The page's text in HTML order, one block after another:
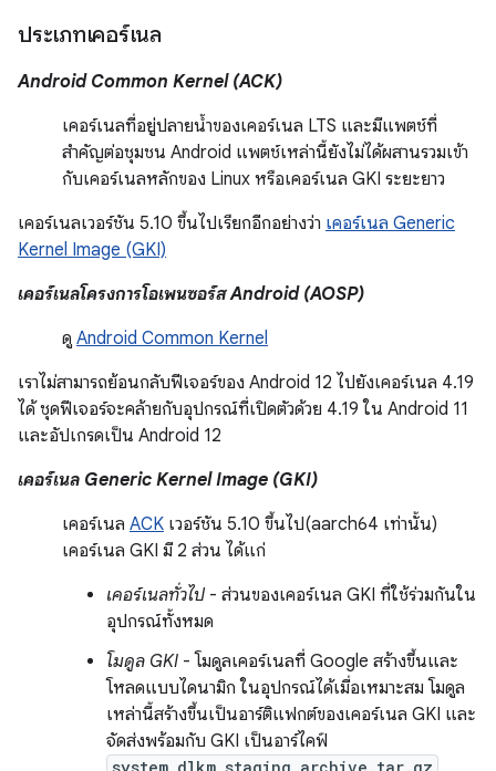
ประเภทเคอร์เนล
Android Common Kernel (ACK)
เคอร์เนลที่อยู่ปลายน้ำของเคอร์เนล LTS และมีแพตช์ที่
สำคัญต่อชุมชน Android แพตช์เหล่านี้ยังไม่ได้ผสานรวมเข้า
กับเคอร์เนลหลักของ Linux หรือเคอร์เนล GKI ระยะยาว
เคอร์เนลเวอร์ชัน 5.10 ขึ้นไปเรียกอีกอย่างว่า เคอร์เนล Generic
Kernel Image (GKI)
เคอร์เนลโครงการโอเพนซอร์ส Android (AOSP)
ดู Android Common Kernel
เราไม่สามารถย้อนกลับฟีเจอร์ของ Android 12 ไปยังเคอร์เนล 4.19
ได้ ชุดฟีเจอร์จะคล้ายกับอุปกรณ์ที่เปิดตัวด้วย 4.19 ใน Android 11
และอัปเกรดเป็น Android 12
เคอร์เนล Generic Kernel Image (GKI)
เคอร์เนล ACK เวอร์ชัน 5.10 ขึ้นไป(aarch64 เท่านั้น)
เคอร์เนล GKI มี 2 ส่วน ได้แก่
เคอร์เนลทั่วไป- ส่วนของเคอร์เนล GKI ที่ใช้ร่วมกันใน
อุปกรณ์ทั้งหมด
โมดูล GKI - โมดูลเคอร์เนลที่ Google สร้างขึ้นและ
โหลดแบบไดนามิก ในอุปกรณ์ได้เมื่อเหมาะสม โมดูล
เหล่านี้สร้างขึ้นเป็นอาร์ติแฟกต์ของเคอร์เนล GKI และ
จัดส่งพร้อมกับ GKI เป็นอาร์ไคฟ์